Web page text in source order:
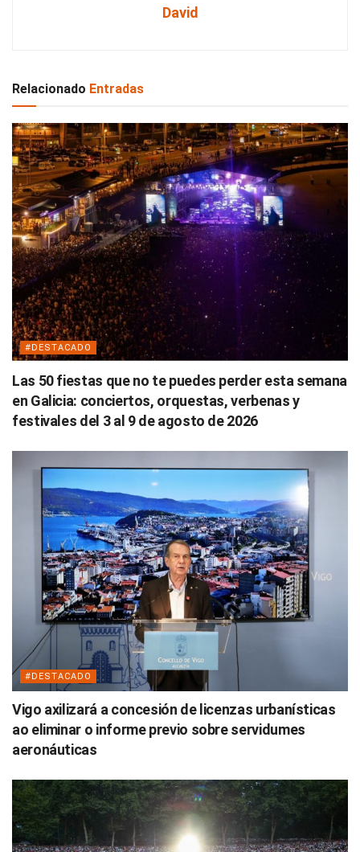
David
Relacionado Entradas
#DESTACADO
Las 50 fiestas que no te puedes perder esta semana
en Galicia: conciertos, orquestas, verbenas y
festivales del 3 al 9 de agosto de 2026
#DESTACADO
Vigo axilizará a concesión de licenzas urbanísticas
ao eliminar o informe previo sobre servidumes
aeronáuticas